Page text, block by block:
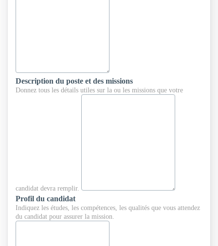
Description du poste et des missions
Donnez tous les détails utiles sur la ou les missions que votre
candidat devra remplir.
Profil du candidat
Indiquez les études, les compétences, les qualités que vous attendez
du candidat pour assurer la mission.